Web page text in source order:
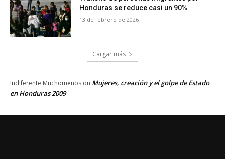
Honduras se reduce casi un 90%
13 de febrero de 2026
Cargar más
Indiferente Muchomenos on Mujeres, creación y el golpe de Estado
en Honduras 2009